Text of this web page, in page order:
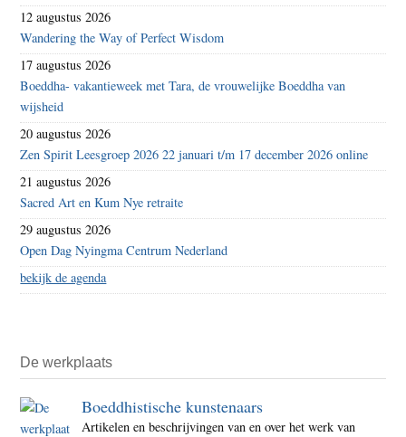
12 augustus 2026
Wandering the Way of Perfect Wisdom
17 augustus 2026
Boeddha- vakantieweek met Tara, de vrouwelijke Boeddha van
wijsheid
20 augustus 2026
Zen Spirit Leesgroep 2026 22 januari t/m 17 december 2026 online
21 augustus 2026
Sacred Art en Kum Nye retraite
29 augustus 2026
Open Dag Nyingma Centrum Nederland
bekijk de agenda
De werkplaats
Boeddhistische kunstenaars
Artikelen en beschrijvingen van en over het werk van